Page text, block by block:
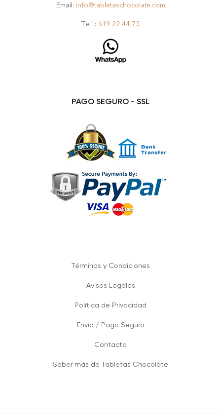
Términos y Condiciones
Avisos Legales
Política de Privacidad
Envío / Pago Seguro
Contacto
Saber más de Tabletas Chocolate
Email: info@tabletaschocolate.com
Telf.: 619 22 44 75
PAGO SEGURO - SSL